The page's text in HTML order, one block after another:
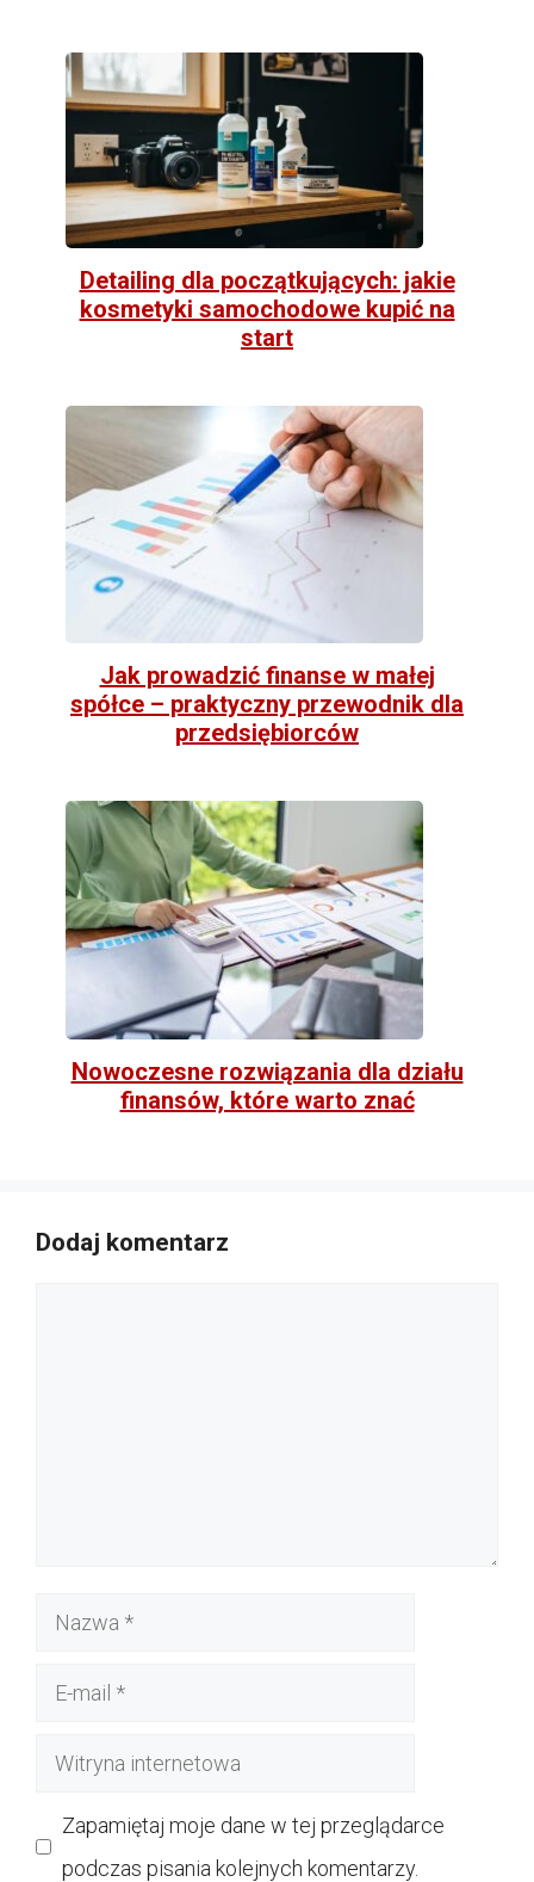
Detailing dla początkujących: jakie
kosmetyki samochodowe kupić na
start
Jak prowadzić finanse w małej
spółce – praktyczny przewodnik dla
przedsiębiorców
Nowoczesne rozwiązania dla działu
finansów, które warto znać
Dodaj komentarz
Nazwa
Witryna
Zapamiętaj moje dane w tej przeglądarce
podczas pisania kolejnych komentarzy.